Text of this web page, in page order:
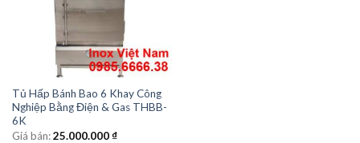
Tủ Hấp Bánh Bao 6 Khay Công
Nghiệp Bằng Điện & Gas THBB-
6K
Giá bán:25.000.000₫